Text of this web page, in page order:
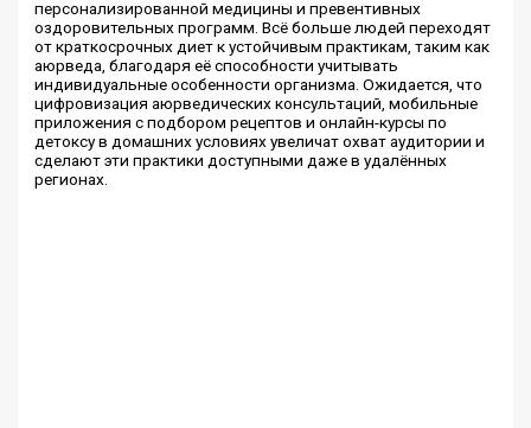
персонализированной медицины и превентивных
оздоровительных программ. Всё больше людей переходят
от краткосрочных диет к устойчивым практикам, таким как
аюрведа, благодаря её способности учитывать
индивидуальные особенности организма. Ожидается, что
цифровизация аюрведических консультаций, мобильные
приложения с подбором рецептов и онлайн-курсы по
детоксу в домашних условиях увеличат охват аудитории и
сделают эти практики доступными даже в удалённых
регионах.